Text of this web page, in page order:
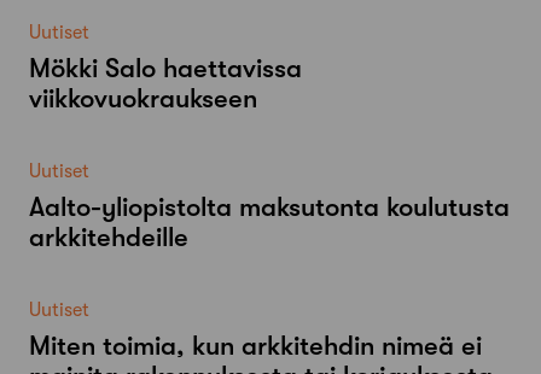
Uutiset
Mökki Salo haettavissa
viikkovuokraukseen
Uutiset
Aalto-​yliopistolta maksutonta koulutusta
arkkitehdeille
Uutiset
Miten toimia, kun arkkitehdin nimeä ei